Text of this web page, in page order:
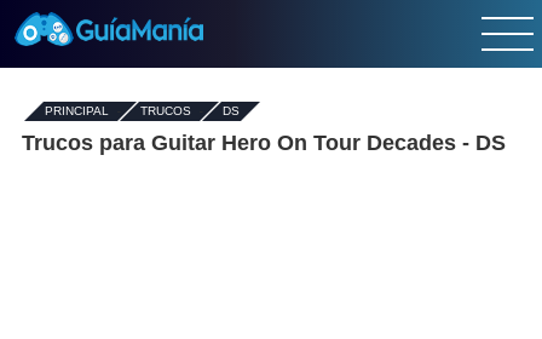
PRINCIPAL - TRUCOS- DS
Trucos para Guitar Hero On Tour Decades - DS